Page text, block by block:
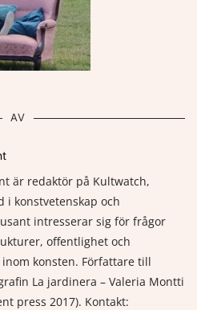
AV
är redaktör på Kultwatch,
i konstvetenskap och
intresserar sig för frågor
offentlighet och
konsten. Författare till
La jardinera – Valeria Montti
press 2017). Kontakt: